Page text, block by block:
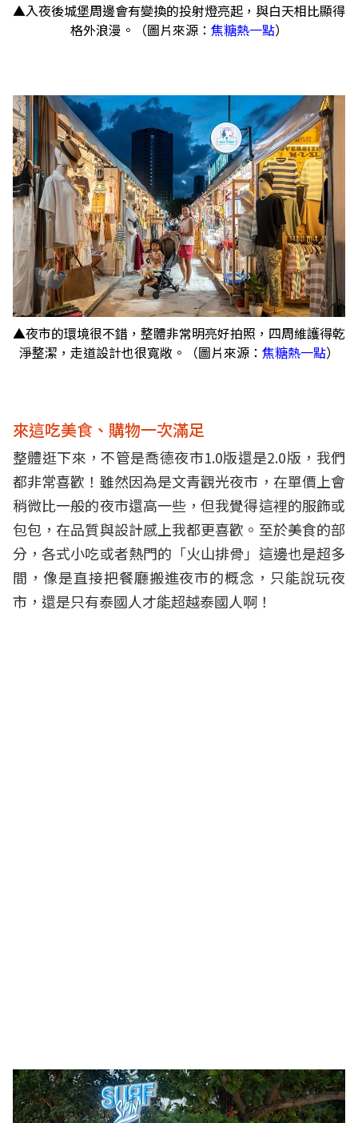
▲入夜後城堡周邊會有變換的投射燈亮起，與白天相比顯得
格外浪漫。（圖片來源： 焦糖熱一點）
▲夜市的環境很不錯，整體非常明亮好拍照，四周維護得乾
淨整潔，走道設計也很寬敞。（圖片來源： 焦糖熱一點）
來這吃美食、購物一次滿足
整體逛下來，不管是喬德夜市1.0版還是2.0版，我們
都非常喜歡！雖然因為是文青觀光夜市，在單價上會
稍微比一般的夜市還高一些，但我覺得這裡的服飾或
包包，在品質與設計感上我都更喜歡。至於美食的部
分，各式小吃或者熱門的「火山排骨」這邊也是超多
間，像是直接把餐廳搬進夜市的概念，只能說玩夜
市，還是只有泰國人才能超越泰國人啊！